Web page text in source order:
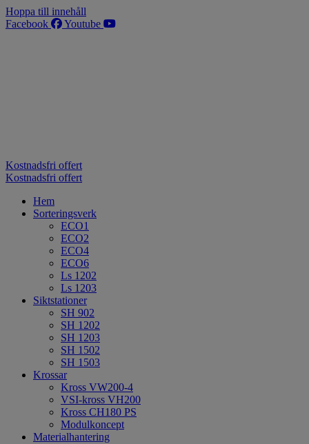
Hoppa till innehåll
Facebook
Youtube
Kostnadsfri offert
Kostnadsfri offert
Hem
Sorteringsverk
ECO1
ECO2
ECO4
ECO6
Ls 1202
Ls 1203
Siktstationer
SH 902
SH 1202
SH 1203
SH 1502
SH 1503
Krossar
Kross VW200-4
VSI-kross VH200
Kross CH180 PS
Modulkoncept
Materialhantering